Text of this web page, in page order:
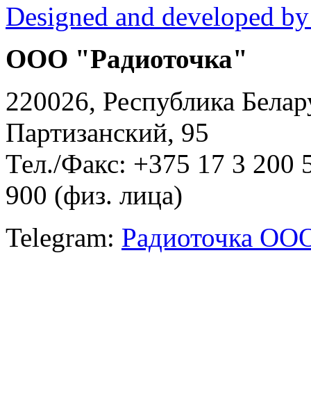
Designed and developed
ООО "Радиоточка"
220026, Республика
Партизанский, 95
Тел./Факс: +375 17 3
900 (физ. лица)
Telegram: Радиоточка